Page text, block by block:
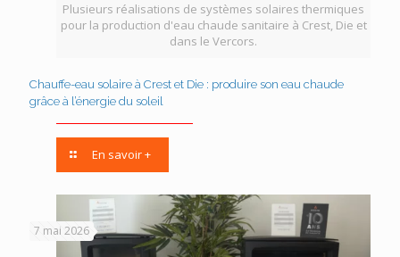
Plusieurs réalisations de systèmes solaires thermiques
pour la production d'eau chaude sanitaire à Crest, Die et
dans le Vercors.
Chauffe-eau solaire à Crest et Die : produire son eau chaude
grâce à l’énergie du soleil
En savoir +
7 mai 2026